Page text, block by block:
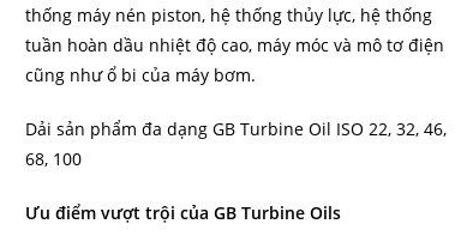
thống máy nén piston, hệ thống thủy lực, hệ thống
tuần hoàn dầu nhiệt độ cao, máy móc và mô tơ điện
cũng như ổ bi của máy bơm.
Dải sản phẩm đa dạng GB Turbine Oil ISO 22, 32, 46,
68, 100
Ưu điểm vượt trội của GB Turbine Oils